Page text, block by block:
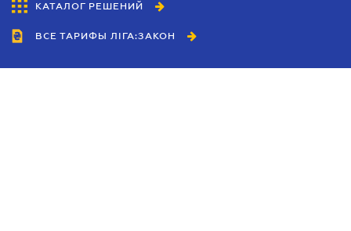
КАТАЛОГ РЕШЕНИЙ
ВСЕ ТАРИФЫ ЛІГА:ЗАКОН